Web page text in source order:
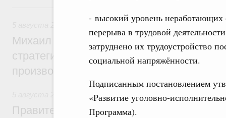
- высокий уровень неработающих
перерыва в трудовой
затруднено их трудоустройство
социальной напряжённости.
Подписанным постановлением
«Развитие уголовно-
Программа).
Вопросы производительности труда и
Михаил Мишустин дал поручения по
стратегической сессии, посвящённой
производительности труда
Национальный проект «Экологическое
Правительство увеличило объём